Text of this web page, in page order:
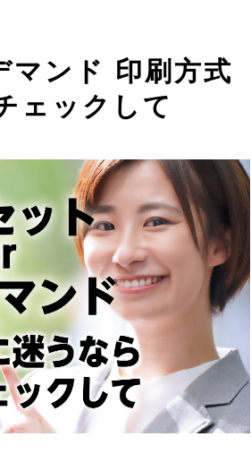
ンド 印刷方式
ェックして